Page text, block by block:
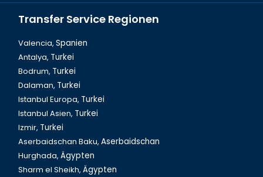
Transfer Service Regionen
Valencia, Spanien
Antalya, Turkei
Bodrum, Turkei
Dalaman, Turkei
Istanbul Europa, Turkei
Istanbul Asien, Turkei
Izmir, Turkei
Aserbaidschan Baku, Aserbaidschan
Hurghada, Ägypten
Sharm el Sheikh, Ägypten